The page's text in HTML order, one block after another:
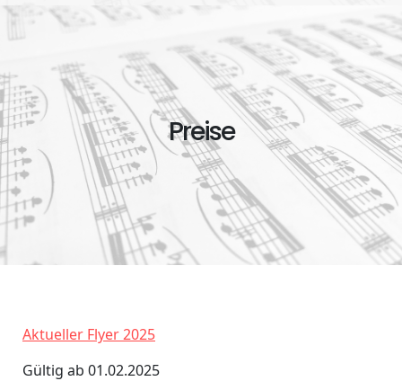
Preise
Aktueller Flyer 2025
Gültig ab 01.02.2025